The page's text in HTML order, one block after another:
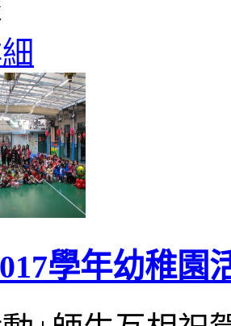
學年幼稚園